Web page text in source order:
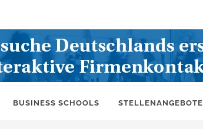
BUSINESS SCHOOLS STELLENANGEBOTE